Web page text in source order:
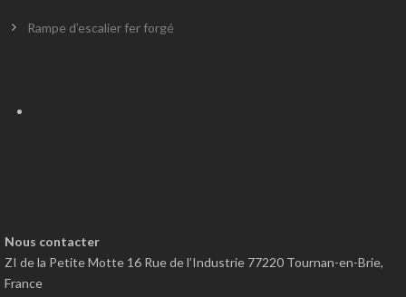
Rampe d’escalier fer forgé
Nous contacter
ZI de la Petite Motte 16 Rue de l’Industrie 77220 Tournan-en-Brie,
France